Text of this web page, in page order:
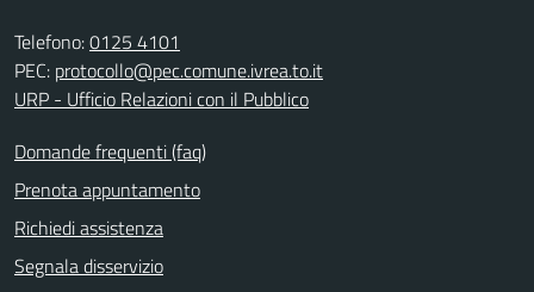
Telefono:0125 4101
PEC: protocollo@pec.comune.ivrea.to.it
URP - Ufficio Relazioni con il Pubblico
Domande frequenti (faq)
Prenota appuntamento
Richiedi assistenza
Segnala disservizio